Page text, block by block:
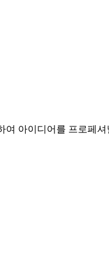
여 아이디어를 프로페셔